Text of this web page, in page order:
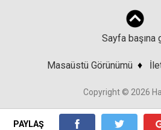
PAYLAŞ
Sayfa başına
Masaüstü Görünümü ♦
Copyright © 2026